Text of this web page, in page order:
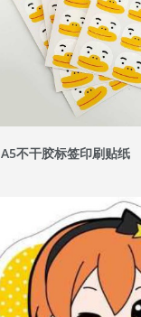
A5不干胶标签印刷贴纸